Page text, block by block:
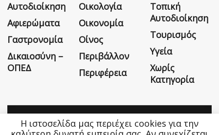
Αυτοδιοίκηση
Αφιερώματα
Γαστρονομία
Δικαιοσύνη –
ΟΠΕΔ
Οικολογία
Οικονομία
Οίνος
Περιβάλλον
Περιφέρεια
Τοπική
Αυτοδιοίκηση
Τουρισμός
Υγεία
Χωρίς
Κατηγορία
Η εταιρεία Όροι Χρήσης Επικοινωνία
Η ιστοσελίδα μας περιέχει cookies για την